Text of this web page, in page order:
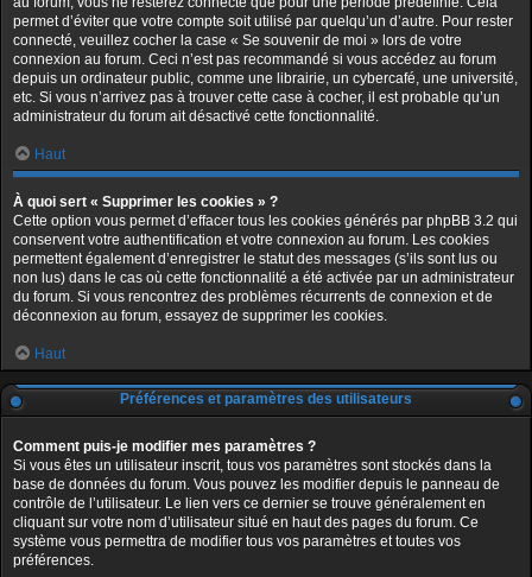
permet d’éviter que votre compte soit utilisé par quelqu’un d’autre. Pour rester
connecté, veuillez cocher la case « Se souvenir de moi » lors de votre
connexion au forum. Ceci n’est pas recommandé si vous accédez au forum
depuis un ordinateur public, comme une librairie, un cybercafé, une université,
etc. Si vous n’arrivez pas à trouver cette case à cocher, il est probable qu’un
administrateur du forum ait désactivé cette fonctionnalité.
Haut
À quoi sert « Supprimer les cookies » ?
Cette option vous permet d’effacer tous les cookies générés par phpBB 3.2 qui
conservent votre authentification et votre connexion au forum. Les cookies
permettent également d’enregistrer le statut des messages (s’ils sont lus ou
non lus) dans le cas où cette fonctionnalité a été activée par un administrateur
du forum. Si vous rencontrez des problèmes récurrents de connexion et de
déconnexion au forum, essayez de supprimer les cookies.
Haut
Préférences et paramètres des utilisateurs
Comment puis-je modifier mes paramètres ?
Si vous êtes un utilisateur inscrit, tous vos paramètres sont stockés dans la
base de données du forum. Vous pouvez les modifier depuis le panneau de
contrôle de l’utilisateur. Le lien vers ce dernier se trouve généralement en
cliquant sur votre nom d’utilisateur situé en haut des pages du forum. Ce
système vous permettra de modifier tous vos paramètres et toutes vos
préférences.